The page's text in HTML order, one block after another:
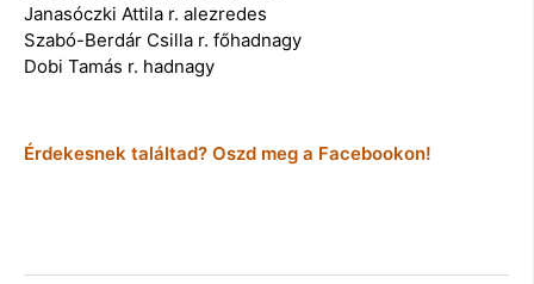
Janasóczki Attila r. alezredes
Szabó-Berdár Csilla r. főhadnagy
Dobi Tamás r. hadnagy
Érdekesnek találtad? Oszd meg a Facebookon!